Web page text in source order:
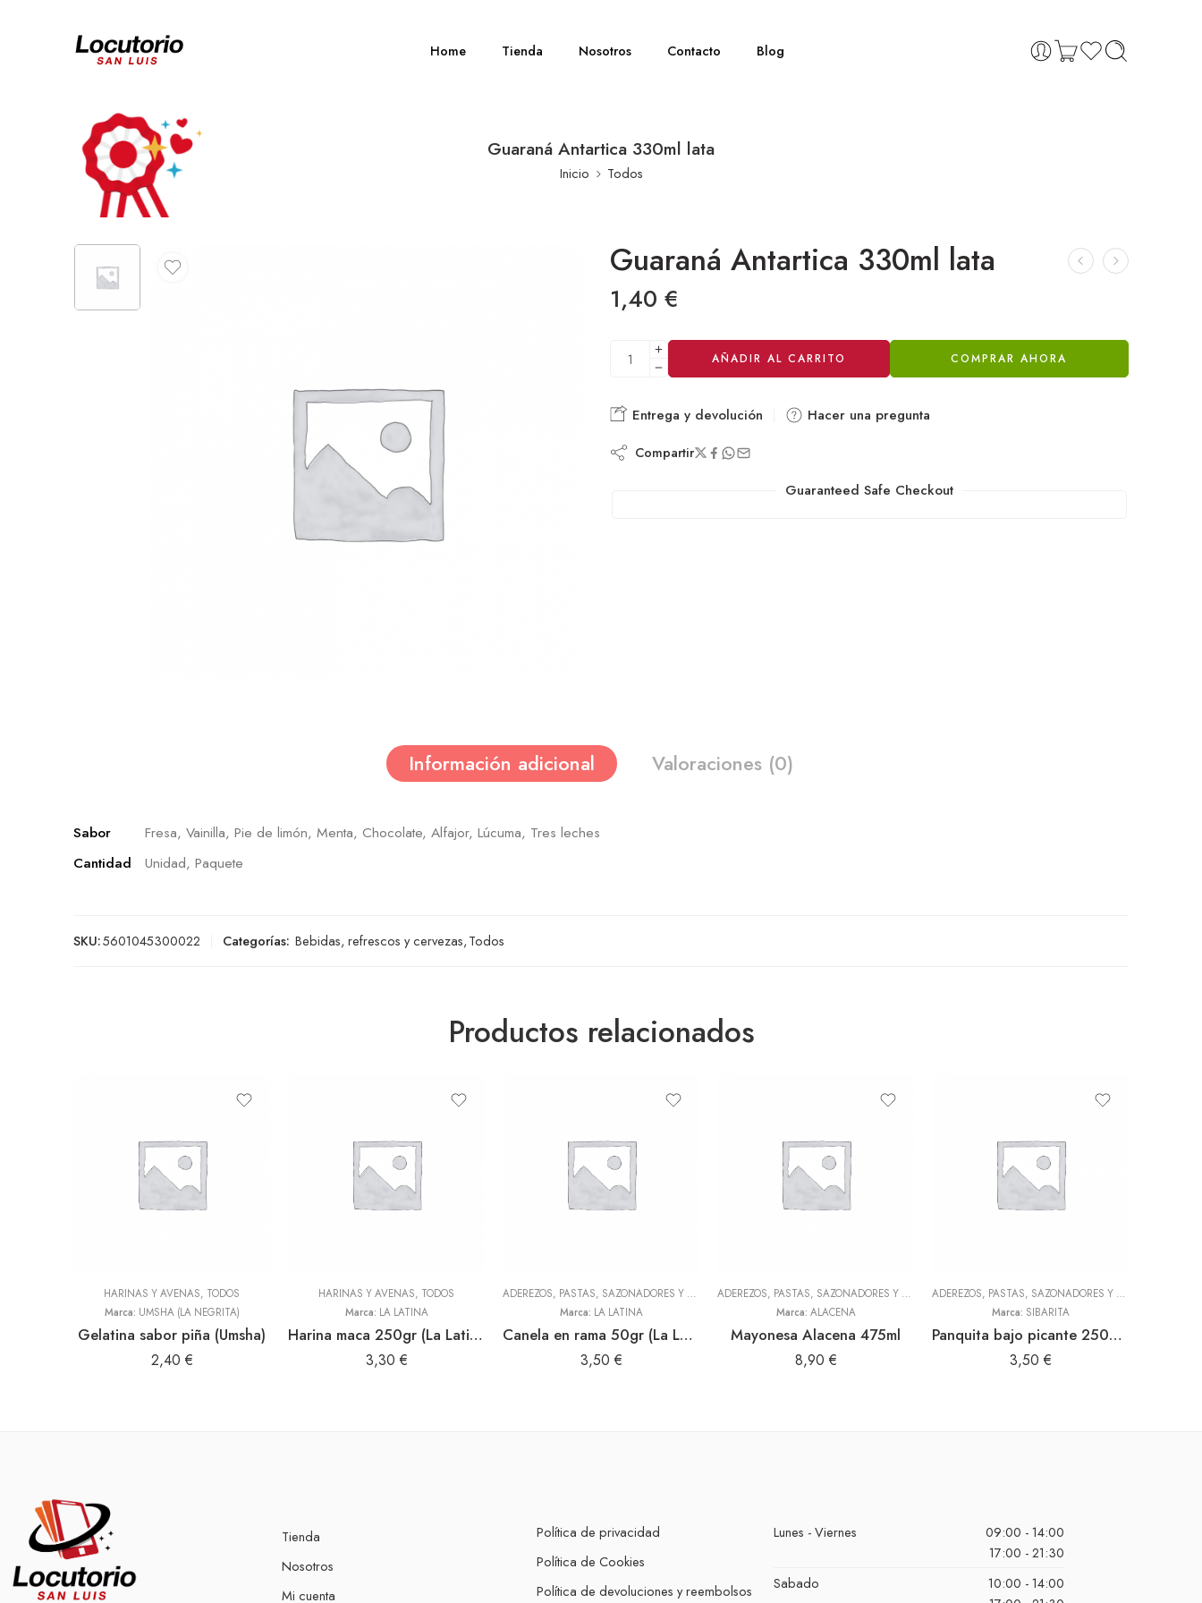
Home Tienda Nosotros Contacto Blog
Guaraná Antartica 330ml lata
Inicio Todos
Guaraná Antartica 330ml lata
1,40 €
AÑADIR AL CARRITO COMPRAR AHORA
Alternative:
Entrega y devolución Hacer una pregunta
Compartir
Guaranteed Safe Checkout
Información adicional Valoraciones (0)
Sabor
Fresa, Vainilla, Pie de limón, Menta, Chocolate, Alfajor, Lúcuma, Tres leches
Cantidad
Unidad, Paquete
SKU:5601045300022 Categorías: Bebidas, refrescos y cervezas,Todos
Productos relacionados
HARINAS Y AVENAS, TODOS
Marca: UMSHA (LA NEGRITA)
Gelatina sabor piña (Umsha)
2,40 €
HARINAS Y AVENAS, TODOS
Marca: LA LATINA
Harina maca 250gr (La Latina)
3,30 €
ADEREZOS, PASTAS, SAZONADORES Y CONDIMENTOS ,TODOS
Marca: LA LATINA
Canela en rama 50gr (La Latina)
3,50 €
ADEREZOS, PASTAS, SAZONADORES Y CONDIMENTOS ,TODOS
Marca: ALACENA
Mayonesa Alacena 475ml
8,90 €
ADEREZOS, PASTAS, SAZONADORES Y CONDIMENTOS
Marca: SIBARITA
Panquita bajo picante 250gr (Sibarita)
3,50 €
Tienda
Nosotros
Mi cuenta
Política de privacidad
Política de Cookies
Política de devoluciones y reembolsos
Lunes - Viernes
09:00 - 14:00
17:00 - 21:30
Sabado
10:00 - 14:00